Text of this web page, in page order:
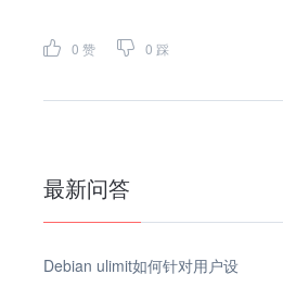
0 赞 0 踩
最新问答
Debian ulimit如何针对用户设